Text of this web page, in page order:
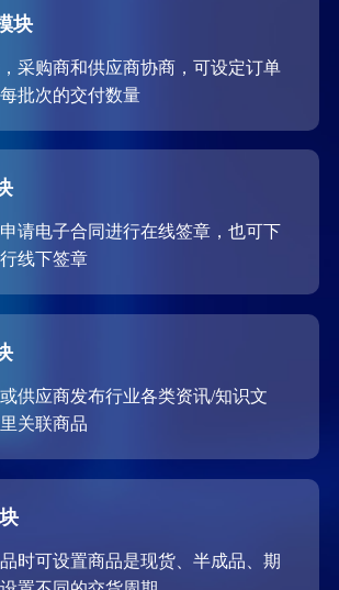
块
采购商和供应商协商，可设定订单
批次的交付数量
请电子合同进行在线签章，也可下
线下签章
供应商发布行业各类资讯/知识文
关联商品
时可设置商品是现货、半成品、期